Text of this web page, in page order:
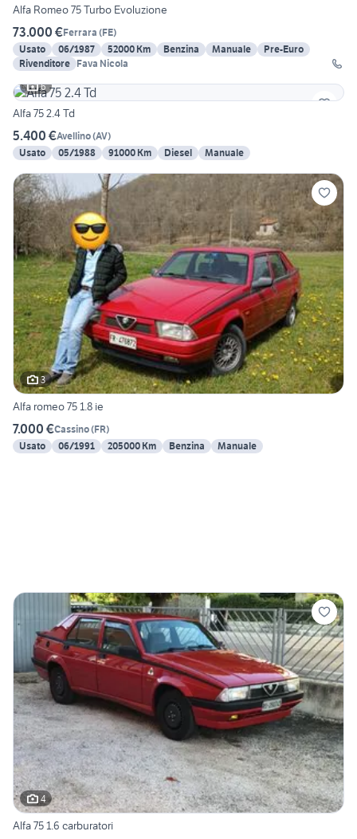
Alfa Romeo 75 Turbo Evoluzione
73.000 €Ferrara (FE)
Usato
06/1987 52000 Km Benzina Manuale
Pre-Euro
Rivenditore Fava Nicola
6
Alfa 75 2.4 Td
5.400 €Avellino(AV)
Usato
05/1988 91000 Km Diesel Manuale
3
Alfa romeo 75 1.8 ie
7.000 €Cassino(FR)
Usato
06/1991 205000 Km Benzina Manuale
4
Alfa 75 1.6 carburatori